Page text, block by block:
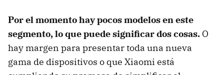
Por el momento hay pocos modelos en este
segmento, lo que puede significar dos cosas. O
hay margen para presentar toda una nueva
gama de dispositivos o que Xiaomi está